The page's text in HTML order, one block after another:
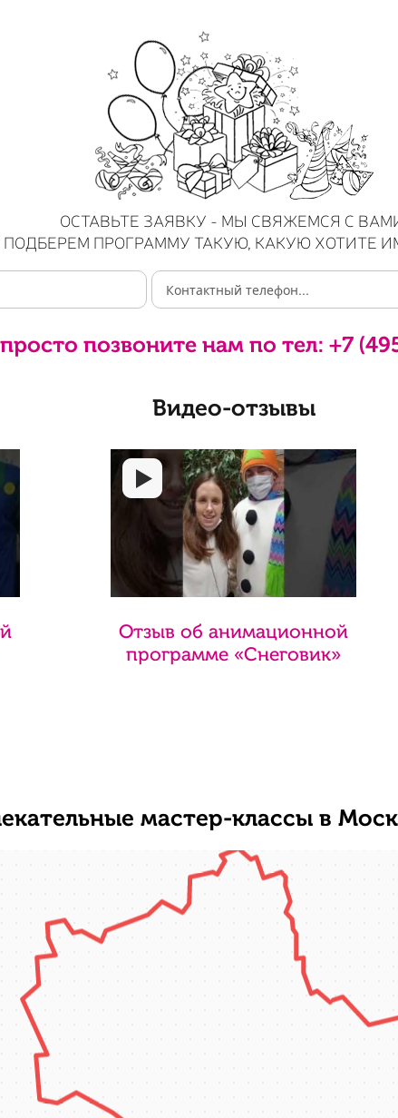
ОСТАВЬТЕ ЗАЯВКУ - МЫ СВЯЖЕМСЯ С
ПОДБЕРЕМ ПРОГРАММУ ТАКУЮ, КАКУЮ ХОТИТЕ
позвоните нам по тел: +7
Видео-отзывы
Отзыв об анимационной
программе «Снеговик»
мастер-классы в